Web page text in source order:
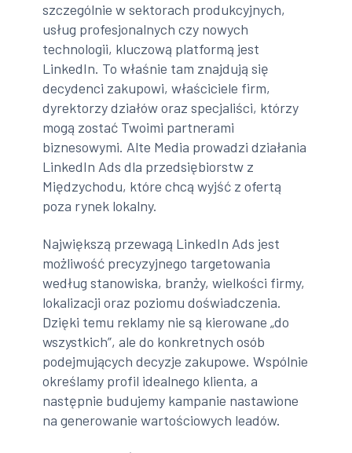
szczególnie w sektorach produkcyjnych,
usług profesjonalnych czy nowych
technologii, kluczową platformą jest
LinkedIn. To właśnie tam znajdują się
decydenci zakupowi, właściciele firm,
dyrektorzy działów oraz specjaliści, którzy
mogą zostać Twoimi partnerami
biznesowymi. Alte Media prowadzi działania
LinkedIn Ads dla przedsiębiorstw z
Międzychodu, które chcą wyjść z ofertą
poza rynek lokalny.
Największą przewagą LinkedIn Ads jest
możliwość precyzyjnego targetowania
według stanowiska, branży, wielkości firmy,
lokalizacji oraz poziomu doświadczenia.
Dzięki temu reklamy nie są kierowane „do
wszystkich”, ale do konkretnych osób
podejmujących decyzje zakupowe. Wspólnie
określamy profil idealnego klienta, a
następnie budujemy kampanie nastawione
na generowanie wartościowych leadów.